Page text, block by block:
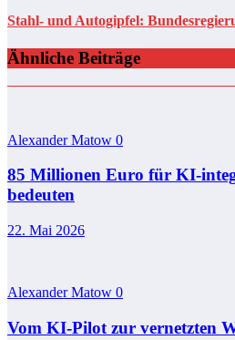
Stahl- und Autogipfel:
Ähnliche Beiträge
Alexander Matow 0
85 Millionen Euro für KI-
bedeuten
22. Mai 2026
Alexander Matow 0
Vom KI-Pilot zur vernetzten